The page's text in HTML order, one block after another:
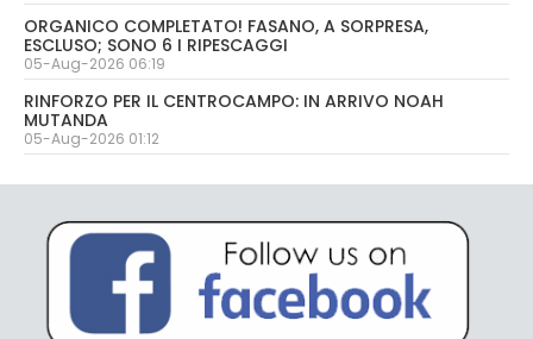
ORGANICO COMPLETATO! FASANO, A SORPRESA,
ESCLUSO; SONO 6 I RIPESCAGGI
05-Aug-2026 06:19
RINFORZO PER IL CENTROCAMPO: IN ARRIVO NOAH
MUTANDA
05-Aug-2026 01:12